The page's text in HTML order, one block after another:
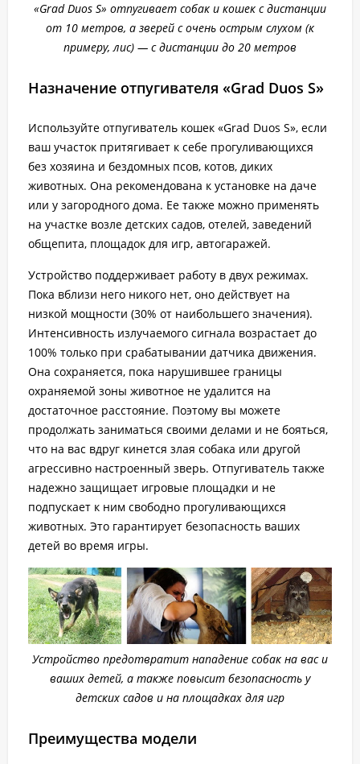
«Grad Duos S» отпугивает собак и кошек с дистанции
от 10 метров, а зверей с очень острым слухом (к
примеру, лис) — с дистанции до 20 метров
Назначение отпугивателя «Grad Duos S»
Используйте отпугиватель кошек «Grad Duos S», если
ваш участок притягивает к себе прогуливающихся
без хозяина и бездомных псов, котов, диких
животных. Она рекомендована к установке на даче
или у загородного дома. Ее также можно применять
на участке возле детских садов, отелей, заведений
общепита, площадок для игр, автогаражей.
Устройство поддерживает работу в двух режимах.
Пока вблизи него никого нет, оно действует на
низкой мощности (30% от наибольшего значения).
Интенсивность излучаемого сигнала возрастает до
100% только при срабатывании датчика движения.
Она сохраняется, пока нарушившее границы
охраняемой зоны животное не удалится на
достаточное расстояние. Поэтому вы можете
продолжать заниматься своими делами и не бояться,
что на вас вдруг кинется злая собака или другой
агрессивно настроенный зверь. Отпугиватель также
надежно защищает игровые площадки и не
подпускает к ним свободно прогуливающихся
животных. Это гарантирует безопасность ваших
детей во время игры.
Устройство предотвратит нападение собак на вас и
ваших детей, а также повысит безопасность у
детских садов и на площадках для игр
Преимущества модели